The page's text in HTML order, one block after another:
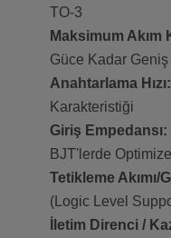
TO-3
Maksimum Akım
Güce Kadar
Anahtarlama Hızı:
Karakteristiği
Giriş Empedansı:
BJT'lerde Optimize
Tetikleme Akımı/
(Logic Level
İletim Direnci /